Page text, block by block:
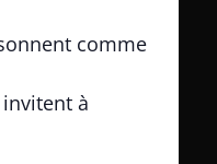
comme
à